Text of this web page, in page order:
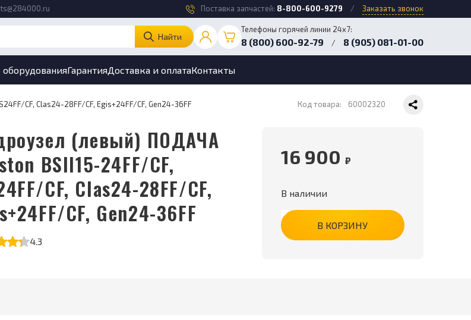
Поставка запчастей: 8-800-600-9279 / Заказать звонок
Найти
Телефоны горячей линии 24х7:
8 (800) 600-92-79 / 8 (905) 081-01-00
оборудованияГарантияДоставка и оплатаКонтакты
CF, Clas24-28FF/CF, Egis+24FF/CF, Gen24-36FF Код товара: 60002320
BSII15-24FF/CF,
CF, Clas24-28FF/CF,
CF, Gen24-36FF
4.3
16 900 ₽
В наличии
В КОРЗИНУ